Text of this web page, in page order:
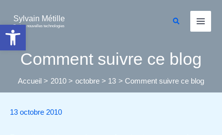
Ouvrir la barre d’outils
contenu
Sylvain Métille
Droit et nouvelles technologies
Rechercher
Comment suivre ce blog
Accueil 2010 octobre 13 Comment suivre ce blog
13 octobre 2010